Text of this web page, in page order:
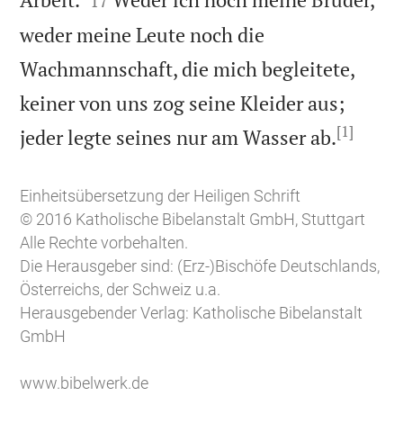
weder meine Leute noch die
Wachmannschaft, die mich begleitete,
keiner von uns zog seine Kleider aus;
jeder legte seines nur am Wasser ab.[1]
Einheitsübersetzung der Heiligen Schrift
© 2016 Katholische Bibelanstalt GmbH, Stuttgart
Alle Rechte vorbehalten.
Die Herausgeber sind: (Erz-)Bischöfe Deutschlands,
Österreichs, der Schweiz u.a.
Herausgebender Verlag: Katholische Bibelanstalt
GmbH
www.bibelwerk.de